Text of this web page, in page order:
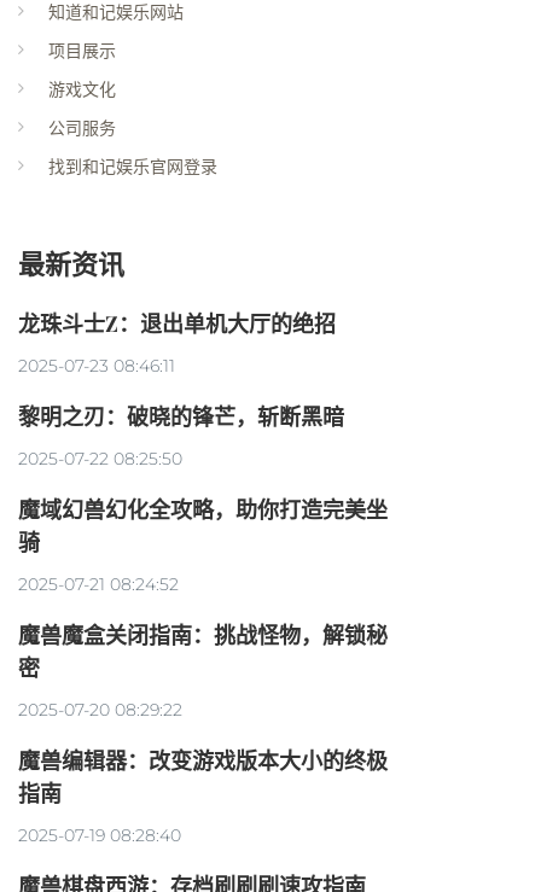
知道和记娱乐网站
项目展示
游戏文化
公司服务
找到和记娱乐官网登录
最新资讯
龙珠斗士Z：退出单机大厅的绝招
2025-07-23 08:46:11
黎明之刃：破晓的锋芒，斩断黑暗
2025-07-22 08:25:50
魔域幻兽幻化全攻略，助你打造完美坐
骑
2025-07-21 08:24:52
魔兽魔盒关闭指南：挑战怪物，解锁秘
密
2025-07-20 08:29:22
魔兽编辑器：改变游戏版本大小的终极
指南
2025-07-19 08:28:40